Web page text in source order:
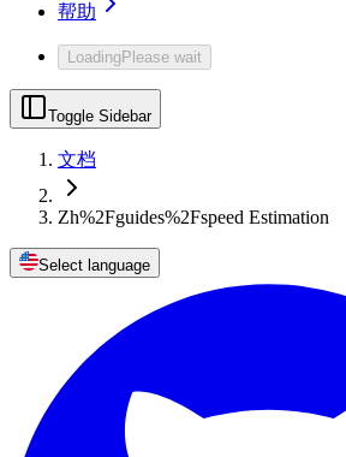
帮助
LoadingPlease wait
Toggle Sidebar
文档
Zh%2Fguides%2Fspeed Estimation
Select language